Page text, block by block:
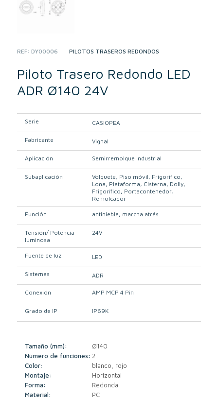
REF:DY00006
CATEGORY:PILOTOS TRASEROS REDONDOS
Piloto Trasero Redondo LED
ADR Ø140 24V
Serie CASIOPEA
Fabricante Vignal
Aplicación Semirremolque industrial
Subaplicación Volquete Piso móvil Frigorífico
Lona Plataforma Cisterna Dolly
Frigorífico Portacontenedor
Remolcador
Función antiniebla marcha atrás
Tensión/ Potencia
luminosa
24V
Fuente de luz LED
Sistemas ADR
Conexión AMP MCP 4 Pin
Grado de IP IP69K
Tamaño (mm):
Ø140
Número de funciones: 2
Color:
blanco, rojo
Montaje:
Horizontal
Forma:
Redonda
Material:
PC